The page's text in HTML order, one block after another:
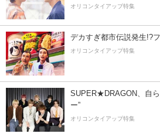
オリコンタイアップ特集
デカすぎ都市伝説発生!?
オリコンタイアップ特集
SUPER★DRAGON、自
ー”
オリコンタイアップ特集